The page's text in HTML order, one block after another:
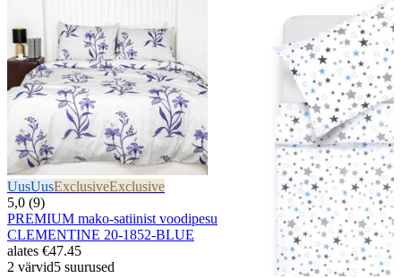
UusUusExclusiveExclusive
5,0 (9)
PREMIUM mako-satiinist voodipesu
CLEMENTINE 20-1852-BLUE
alates €47.45
2 värvid5 suurused